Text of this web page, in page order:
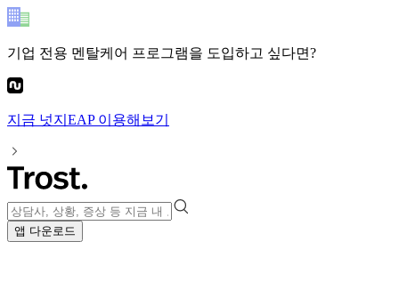
기업 전용 멘탈케어 프로그램을 도입하고 싶다면?
지금 넛지EAP이용해보기
앱 다운로드